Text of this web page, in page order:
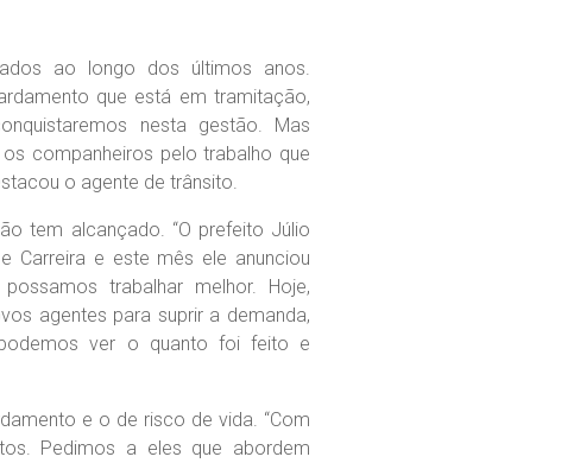
ao longo dos últimos anos.
que está em tramitação,
nesta gestão. Mas
companheiros pelo trabalho que
o agente de trânsito.
tem alcançado. “O prefeito Júlio
Carreira e este mês ele anunciou
trabalhar melhor. Hoje,
agentes para suprir a demanda,
ver o quanto foi feito e
e o de risco de vida. “Com
Pedimos a eles que abordem